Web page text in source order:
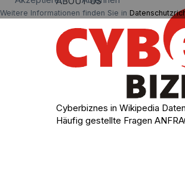
Weitere Informationen finden Sie in
Cyberbiznes in Wikipedia
Häufig gestellte Fragen